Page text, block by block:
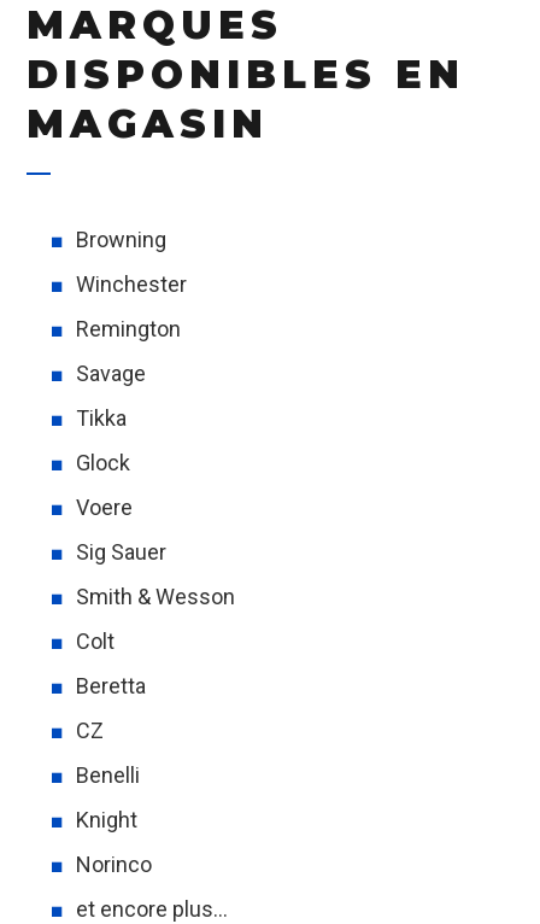
MARQUES
DISPONIBLES EN
MAGASIN
Browning
Winchester
Remington
Savage
Tikka
Glock
Voere
Sig Sauer
Smith & Wesson
Colt
Beretta
CZ
Benelli
Knight
Norinco
et encore plus…